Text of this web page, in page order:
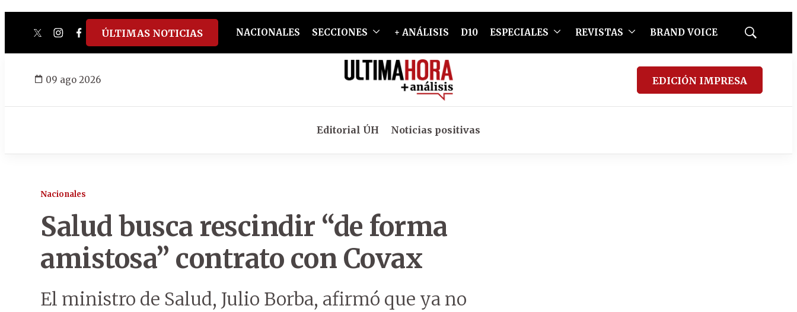
twitterinstagram
facebook
tiktokyoutube
spotify
ÚLTIMAS NOTICIAS NACIONALES SECCIONES + ANÁLISIS D10 ESPECIALES REVISTAS BRAND VOICE
Mostrar
09 ago 2026 EDICIÓN IMPRESA
Editorial ÚH Noticias positivas
Nacionales
Salud busca rescindir “de forma
amistosa” contrato con Covax
El ministro de Salud, Julio Borba, afirmó que ya no